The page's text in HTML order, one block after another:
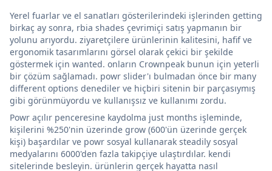
Yerel fuarlar ve el sanatları gösterilerindeki işlerinden getting
birkaç ay sonra, rbia shades çevrimiçi satış yapmanın bir
yolunu arıyordu. ziyaretçilere ürünlerinin kalitesini, hafif ve
ergonomik tasarımlarını görsel olarak çekici bir şekilde
göstermek için wanted. onların Crownpeak bunun için yeterli
bir çözüm sağlamadı. powr slider'ı bulmadan önce bir many
different options denediler ve hiçbiri sitenin bir parçasıymış
gibi görünmüyordu ve kullanışsız ve kullanımı zordu.
Powr açılır penceresine kaydolma just months işleminde,
kişilerini %250'nin üzerinde grow (600'ün üzerinde gerçek
kişi) başardılar ve powr sosyal kullanarak steadily sosyal
medyalarını 6000'den fazla takipçiye ulaştırdılar. kendi
sitelerinde besleyin. ürünlerin gerçek hayatta nasıl